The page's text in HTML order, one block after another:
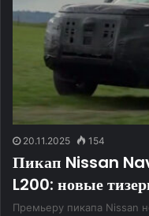
20.11.2025 154
Пикап Nissan
L200: новые
Премьеру пикапа Nissan